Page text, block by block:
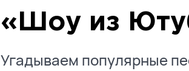
«Шоу из
Угадываем популярные